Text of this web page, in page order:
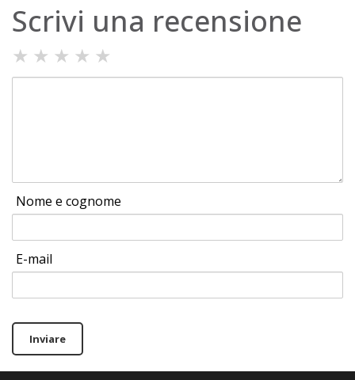
Scrivi una recensione
★ ★ ★ ★ ★
Nome e cognome
E-mail
Inviare